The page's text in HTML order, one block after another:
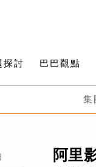
探討 巴巴觀點
集
阿里